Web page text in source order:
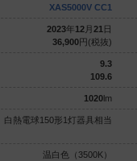
XAS5000V CC1
2023年12月 21 日
36,900円(税抜)
9.3
109.6
1020lm
白熱電球150形1灯器具相当
温白色（3500K）